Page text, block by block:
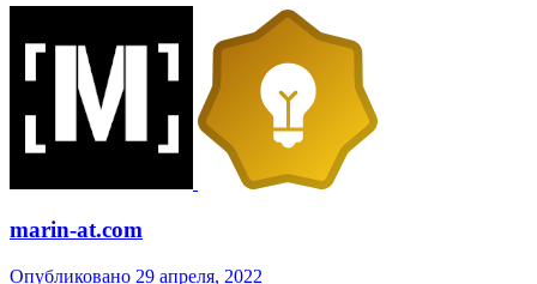
marin-at.com
Опубликовано 29 апреля, 2022